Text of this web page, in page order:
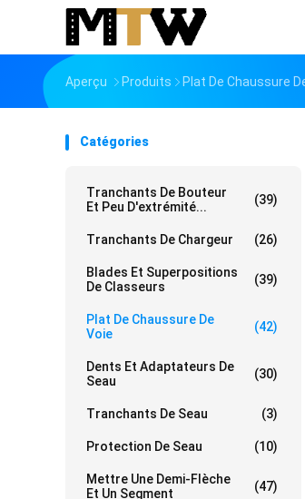
Aperçu Produits Plat De Chaussure
Catégories
Tranchants De Bouteur
Et Peu D'extrémité...
(39)
Tranchants De Chargeur (26)
Blades Et Superpositions
De Classeurs
(39)
Plat De Chaussure De
Voie
(42)
Dents Et Adaptateurs De
Seau
(30)
Tranchants De Seau (3)
Protection De Seau (10)
Mettre Une Demi-Flèche
Et Un Segment
(47)